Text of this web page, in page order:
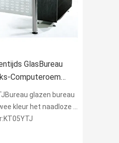
GlasBureau
Computeroem
glazen bureau
kleur het naadloze stikken